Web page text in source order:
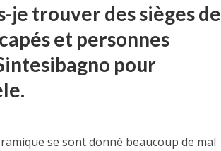
je trouver des sièges de
et personnes
pour
se sont donné beaucoup de mal